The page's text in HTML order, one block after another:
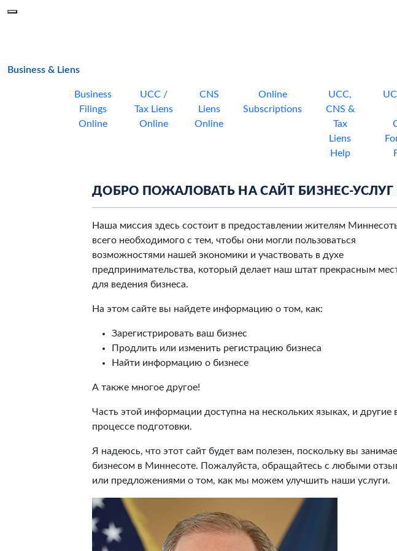
Business & Liensmain page
Business
Filings
Online
UCC /
Tax Liens
Online
CNS
Liens
Online
Online
Subscriptions
UCC,
CNS &
Tax
Liens
Help
ДОБРО ПОЖАЛОВАТЬ НА САЙТ БИЗНЕС-
Наша миссия здесь состоит в предоставлении жителям
всего необходимого с тем, чтобы они могли пользоваться
возможностями нашей экономики и участвовать в духе
предпринимательства, который делает наш штат прекрасным
для ведения бизнеса.
На этом сайте вы найдете информацию о том, как:
Зарегистрировать ваш бизнес
Продлить или изменить регистрацию бизнеса
Найти информацию о бизнесе
А также многое другое!
Часть этой информации доступна на нескольких языках, и другие
процессе подготовки.
Я надеюсь, что этот сайт будет вам полезен, поскольку вы
бизнесом в Миннесоте. Пожалуйста, обращайтесь с любыми
или предложениями о том, как мы можем улучшить наши услуги.